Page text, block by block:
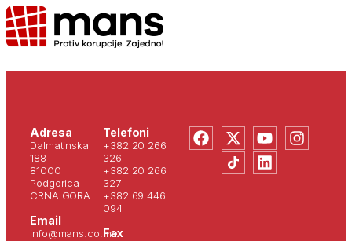
Adresa
Dalmatinska
188
81000
Podgorica
CRNA GORA
Email
info@mans.co.me
Telefoni
+382 20 266
326
+382 20 266
327
+382 69 446
094
Fax